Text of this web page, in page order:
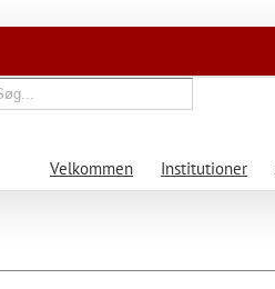
Velkommen Institutioner